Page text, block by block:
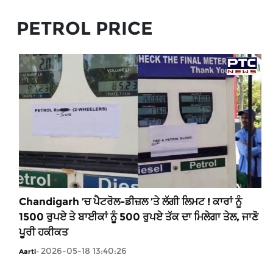
PETROL PRICE
Chandigarh ’ਚ ਪੈਟਰੋਲ-ਡੀਜ਼ਲ ’ਤੇ ਲੱਗੀ ਲਿਮਟ ! ਕਾਰਾਂ ਨੂੰ
1500 ਰੁਪਏ ਤੇ ਬਾਈਕਾਂ ਨੂੰ 500 ਰੁਪਏ ਤੱਕ ਦਾ ਮਿਲੇਗਾ ਤੇਲ, ਜਾਣੋ
ਪੂਰੀ ਹਕੀਕਤ
Aarti- 2026-05-18 13:40:26